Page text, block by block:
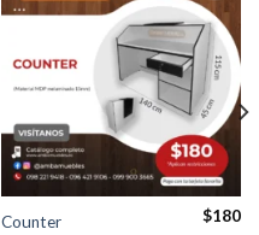
Añadir
a la
lista de
deseos
Counter $180